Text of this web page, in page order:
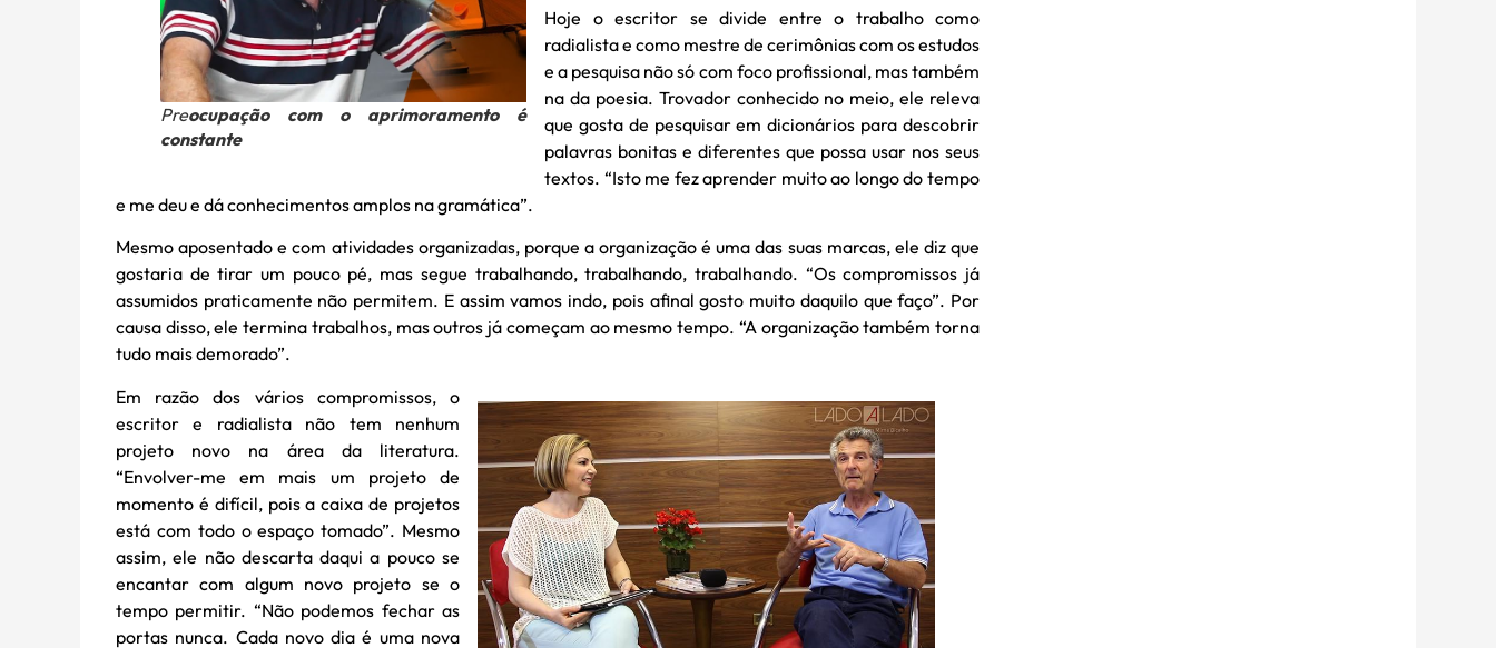
Preocupação com o aprimoramento é
constante
Hoje o escritor se divide entre o trabalho como
radialista e como mestre de cerimônias com os estudos
e a pesquisa não só com foco profissional, mas também
na da poesia. Trovador conhecido no meio, ele releva
que gosta de pesquisar em dicionários para descobrir
palavras bonitas e diferentes que possa usar nos seus
textos. “Isto me fez aprender muito ao longo do tempo
e me deu e dá conhecimentos amplos na gramática”.
Mesmo aposentado e com atividades organizadas, porque a organização é uma das suas marcas, ele diz que
gostaria de tirar um pouco pé, mas segue trabalhando, trabalhando, trabalhando. “Os compromissos já
assumidos praticamente não permitem. E assim vamos indo, pois afinal gosto muito daquilo que faço”. Por
causa disso, ele termina trabalhos, mas outros já começam ao mesmo tempo. “A organização também torna
tudo mais demorado”.
Em razão dos vários compromissos, o
escritor e radialista não tem nenhum
projeto novo na área da literatura.
“Envolver-me em mais um projeto de
momento é difícil, pois a caixa de projetos
está com todo o espaço tomado”. Mesmo
assim, ele não descarta daqui a pouco se
encantar com algum novo projeto se o
tempo permitir. “Não podemos fechar as
portas nunca. Cada novo dia é uma nova